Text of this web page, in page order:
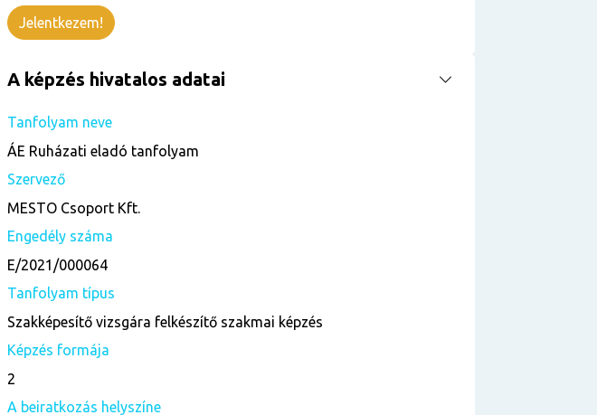
Jelentkezem!
A képzés hivatalos adatai
Tanfolyam neve
ÁE Ruházati eladó tanfolyam
Szervező
MESTO Csoport Kft.
Engedély száma
E/2021/000064
Tanfolyam típus
Szakképesítő vizsgára felkészítő szakmai képzés
Képzés formája
2
A beiratkozás helyszíne